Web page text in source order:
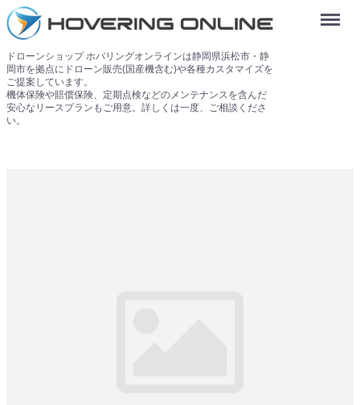
ドローンショップ ホバリングオンラインは静岡県浜松市・静
岡市を拠点にドローン販売(国産機含む)や各種カスタマイズを
ご提案しています。
機体保険や賠償保険、定期点検などのメンテナンスを含んだ
安心なリースプランもご用意。詳しくは一度、ご相談くださ
い。
Menu